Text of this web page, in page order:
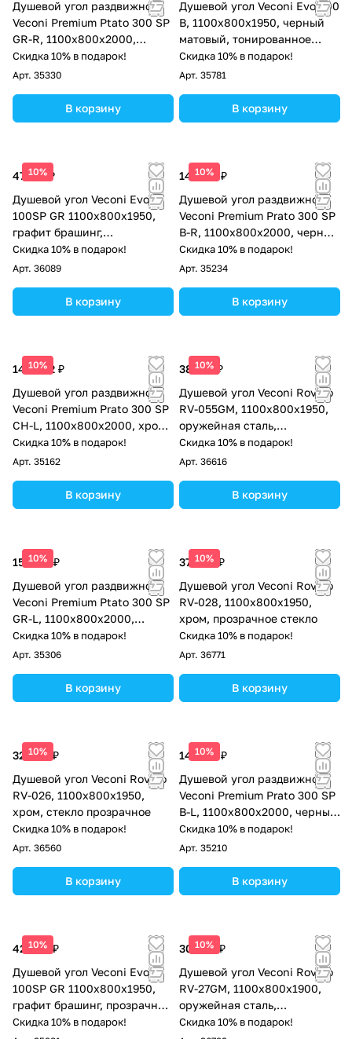
Душевой угол раздвижной
Veconi Premium Ptato 300 SP
GR-R, 1100х800x2000,
брашированный графит,
стекло прозрачное
Скидка 10% в подарок!
Арт. 35330
В корзину
Душевой угол Veconi Evo 300
B, 1100х800x1950, черный
матовый, тонированное
матовое стекло
Скидка 10% в подарок!
Арт. 35781
В корзину
10%
47 311 ₽
Душевой угол Veconi Evo
100SP GR 1100х800x1950,
графит брашинг,
тонированное стекло
Скидка 10% в подарок!
Арт. 36089
В корзину
10%
142 717 ₽
Душевой угол раздвижной
Veconi Premium Prato 300 SP
B-R, 1100х800x2000, черный
матовый, стекло прозрачное
Скидка 10% в подарок!
Арт. 35234
В корзину
10%
144 562 ₽
Душевой угол раздвижной
Veconi Premium Prato 300 SP
CH-L, 1100х800x2000, хром,
стекло прозрачное
Скидка 10% в подарок!
Арт. 35162
В корзину
10%
38 572 ₽
Душевой угол Veconi Rovigo
RV-055GM, 1100х800х1950,
оружейная сталь,
прозрачное стекло
Скидка 10% в подарок!
Арт. 36616
В корзину
10%
157 113 ₽
Душевой угол раздвижной
Veconi Premium Ptato 300 SP
GR-L, 1100х800x2000,
брашированный графит,
стекло прозрачное
Скидка 10% в подарок!
Арт. 35306
В корзину
10%
37 964 ₽
Душевой угол Veconi Rovigo
RV-028, 1100х800х1950,
хром, прозрачное стекло
Скидка 10% в подарок!
Арт. 36771
В корзину
10%
32 604 ₽
Душевой угол Veconi Rovigo
RV-026, 1100х800х1950,
хром, стекло прозрачное
Скидка 10% в подарок!
Арт. 36560
В корзину
10%
142 717 ₽
Душевой угол раздвижной
Veconi Premium Prato 300 SP
B-L, 1100х800x2000, черный
матовый, стекло прозрачное
Скидка 10% в подарок!
Арт. 35210
В корзину
10%
42 624 ₽
Душевой угол Veconi Evo
100SP GR 1100х800x1950,
графит брашинг, прозрачное
стекло
Скидка 10% в подарок!
10%
30 428 ₽
Душевой угол Veconi Rovigo
RV-27GM, 1100x800x1900,
оружейная сталь,
прозрачное стекло
Скидка 10% в подарок!